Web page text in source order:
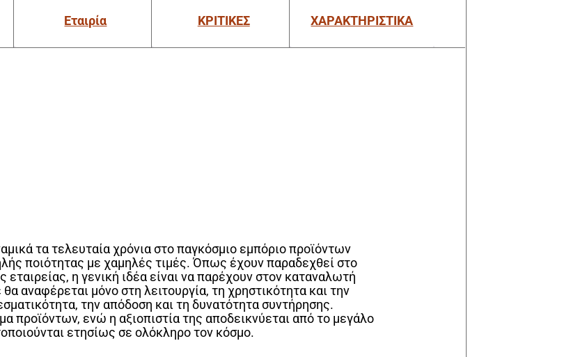
Εταιρία ΚΡΙΤΙΚΕΣ ΧΑΡΑΚΤΗΡΙΣΤΙΚΑ
τα τελευταία χρόνια στο παγκόσμιο εμπόριο προϊόντων
ποιότητας με χαμηλές τιμές. Όπως έχουν παραδεχθεί στο
εταιρείας, η γενική ιδέα είναι να παρέχουν στον καταναλωτή
αναφέρεται μόνο στη λειτουργία, τη χρηστικότητα και την
την απόδοση και τη δυνατότητα συντήρησης.
προϊόντων, ενώ η αξιοπιστία της αποδεικνύεται από το μεγάλο
ετησίως σε ολόκληρο τον κόσμο.